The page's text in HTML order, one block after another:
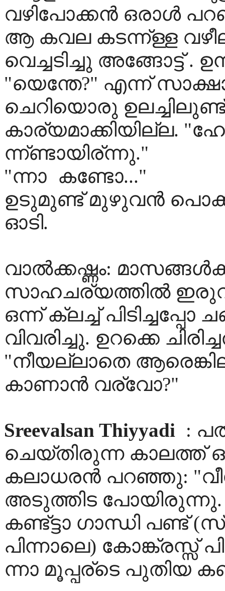
വഴിപോക്കന്‍ ഒരാള്‍
ആ കവല കടന്ന്ള്ള
വെച്ചടിച്ചു അങ്ങോട്ട് .
"യെന്തേ?" എന്ന്
ചെറിയൊരു
കാര്യമാക്കിയില്ല.
ന്ന്ണ്ടായിര്ന്നു."
"ന്നാ കണ്ടോ..."
ഉടുമുണ്ട് മുഴുവന്‍
ഓടി.
വാല്‍ക്കഷ്ണം:
സാഹചര്യത്തില്‍
ഒന്ന് ക്ലച്ച് പിടിച്ചപ്പോ
വിവരിച്ചു. ഉറക്കെ
"നീയല്ലാതെ
കാണാന്‍ വര്വോ?"
Sreevalsan Thiyyadi :
ചെയ്തിരുന്ന കാലത്ത്
കലാധരന്‍ പറഞ്ഞു:
അടുത്തിട
കണ്ട്ട്ടാ ഗാന്ധി പണ്ട്
പിന്നാലെ) കോങ്ക്രസ്സ്
ന്നാ മൂപ്പര്‌ടെ പുതിയ